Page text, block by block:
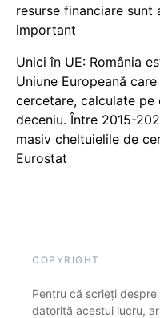
resurse financiare
important
Unici în UE: România
Uniune Europeană
cercetare, calculate
deceniu. Între 2015-
masiv cheltuielile de
Eurostat
COPYRIGHT
Pentru că scrieți
datorită acestui lucru,